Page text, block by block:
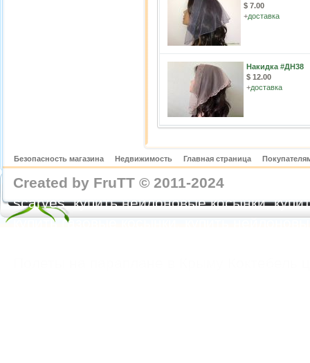
$ 7.00
+доставка
Накидка #ДН38
$ 12.00
+доставка
Безопасность магазина Недвижимость Главная страница
Created by FruTT © 2011-2024
scarves, купить нейлоновые косынки,
купить газовые косынки, купить